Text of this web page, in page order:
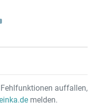
auffallen,
melden.